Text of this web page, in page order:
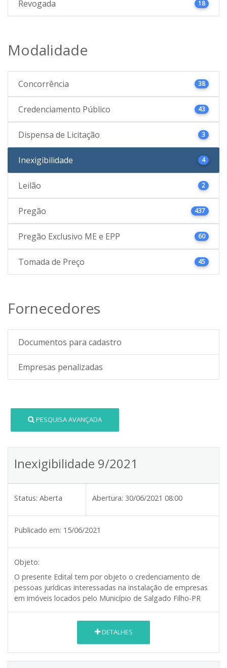
Revogada 18
Modalidade
Concorrência 38
Credenciamento Público 43
Dispensa de Licitação 3
Inexigibilidade 4
Leilão 2
Pregão 437
Pregão Exclusivo ME e EPP 60
Tomada de Preço 45
Fornecedores
Documentos para cadastro
Empresas penalizadas
PESQUISA AVANÇADA
Inexigibilidade 9/2021
Status: Aberta Abertura: 30/06/2021 08:00
Publicado em: 15/06/2021
Objeto:
O presente Edital tem por objeto o credenciamento de
pessoas jurídicas interessadas na instalação de empresas
em imóveis locados pelo Município de Salgado Filho-PR
DETALHES